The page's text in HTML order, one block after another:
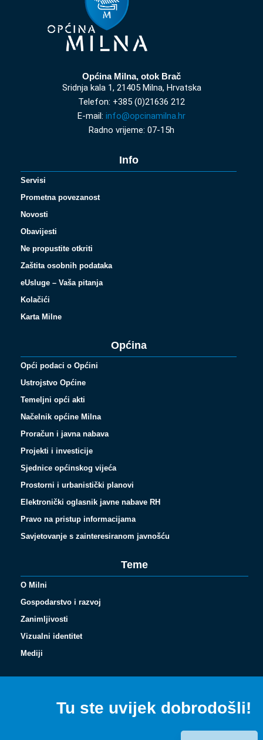
Općina Milna, otok Brač
Sridnja kala 1, 21405 Milna, Hrvatska
Telefon: +385 (0)21636 212
E-mail: info@opcinamilna.hr
Radno vrijeme: 07-15h
Info
Servisi
Prometna povezanost
Novosti
Obavijesti
Ne propustite otkriti
Zaštita osobnih podataka
eUsluge – Vaša pitanja
Kolačići
Karta Milne
Općina
Opći podaci o Općini
Ustrojstvo Općine
Temeljni opći akti
Načelnik općine Milna
Proračun i javna nabava
Projekti i investicije
Sjednice općinskog vijeća
Prostorni i urbanistički planovi
Elektronički oglasnik javne nabave RH
Pravo na pristup informacijama
Savjetovanje s zainteresiranom javnošću
Teme
O Milni
Gospodarstvo i razvoj
Zanimljivosti
Vizualni identitet
Mediji
Tu ste uvijek dobrodošli!
Deutsch